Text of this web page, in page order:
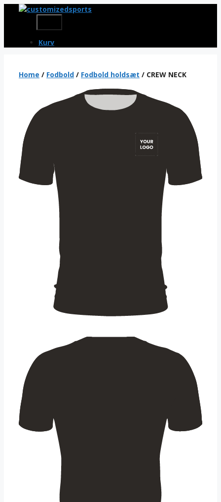
Kurv
Home / Fodbold / Fodbold holdsæt / CREW NECK